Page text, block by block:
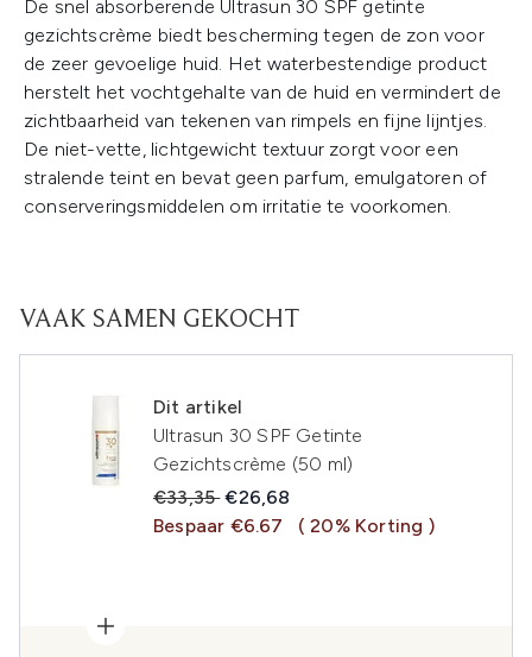
De snel absorberende Ultrasun 30 SPF getinte
gezichtscrème biedt bescherming tegen de zon voor
de zeer gevoelige huid. Het waterbestendige product
herstelt het vochtgehalte van de huid en vermindert de
zichtbaarheid van tekenen van rimpels en fijne lijntjes.
De niet-vette, lichtgewicht textuur zorgt voor een
stralende teint en bevat geen parfum, emulgatoren of
conserveringsmiddelen om irritatie te voorkomen.
VAAK SAMEN GEKOCHT
Dit artikel
Ultrasun 30 SPF Getinte
Gezichtscrème (50 ml)
Recommended Retail Price:
€33,35Huidige prijs:
€26,68
Bespaar €6.67
( 20% Korting )